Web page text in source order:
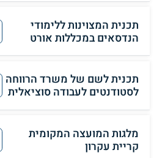
תכנית המצוינות ללימודי
הנדסאים במכללות אורט
תכנית לשם של משרד הרווחה
לסטודנטים לעבודה סוציאלית
מלגות המועצה המקומית
קריית עקרון